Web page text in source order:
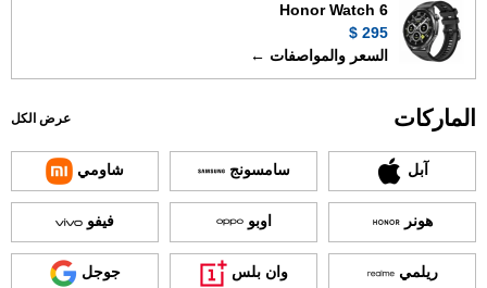
Honor Watch 6
295 $
السعر والمواصفات ←
الماركات عرض الكل
آبل سامسونج شاومي
هونر اوبو فيفو
ريلمي وان بلس جوجل